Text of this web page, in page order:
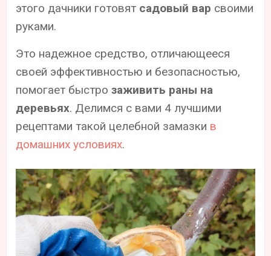
этого дачники готовят садовый вар своими
руками.
Это надежное средство, отличающееся
своей эффективностью и безопасностью,
помогает быстрозаживить раны на
деревьях. Делимся с вами 4 лучшими
рецептами такой целебной замазки в
домашних условиях.